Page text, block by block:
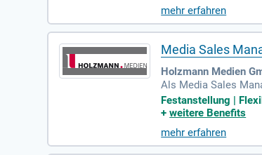
mehr erfahren
Media Sales
Holzmann Medien
Als Media Sales
und Video. Ihre
en Meetings. Sie
tellung sowie die
etzwerk in der
Festanstellung |
+weitere Benefits
mehr erfahren